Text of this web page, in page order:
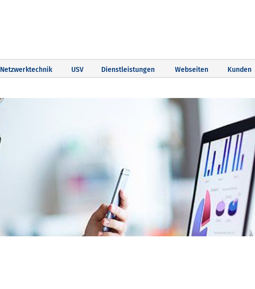
Netzwerktechnik USV Dienstleistungen Webseiten Kunden